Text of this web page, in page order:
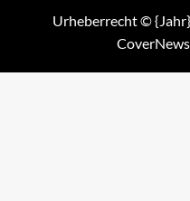
Urheberrecht ©
CoverNews